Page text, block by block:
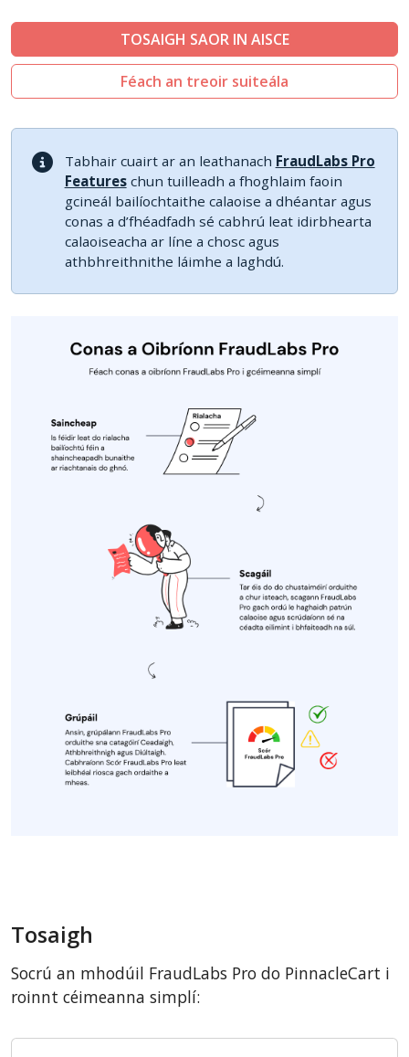
nopCommerce
Ecwid by Lightspeed
WISECP
ThirtyBees
Shopware
Sylius
TOSAIGH SAOR IN AISCE
Féach an treoir suiteála
Tabhair cuairt ar an leathanach FraudLabs Pro
Featureschun tuilleadh a fhoghlaim faoin
gcineál bailíochtaithe calaoise a dhéantar agus
conas a d’fhéadfadh sé cabhrú leat idirbhearta
calaoiseacha ar líne a chosc agus
athbhreithnithe láimhe a laghdú.
Tosaigh
Socrú an mhodúil FraudLabs Pro do PinnacleCart i
roinnt céimeanna simplí: